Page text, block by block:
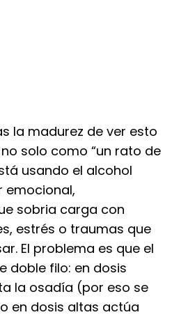
la madurez de ver esto
solo como “un rato de
usando el alcohol
emocional,
sobria carga con
estrés o traumas que
El problema es que el
doble filo: en dosis
la osadía (por eso se
en dosis altas actúa